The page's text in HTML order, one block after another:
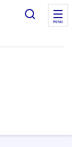
MENU